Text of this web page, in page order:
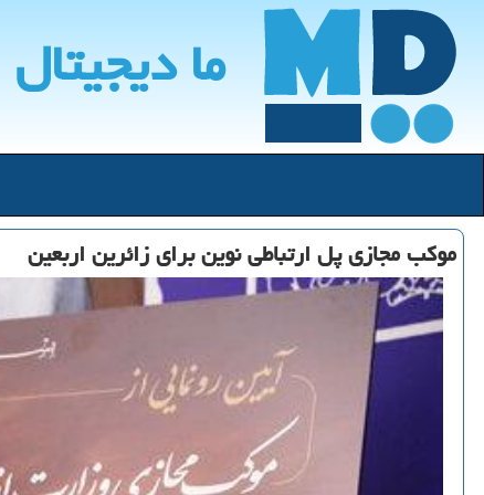
ما دیجیتال
موکب مجازی پل ارتباطی نوین برای زائرین اربعین